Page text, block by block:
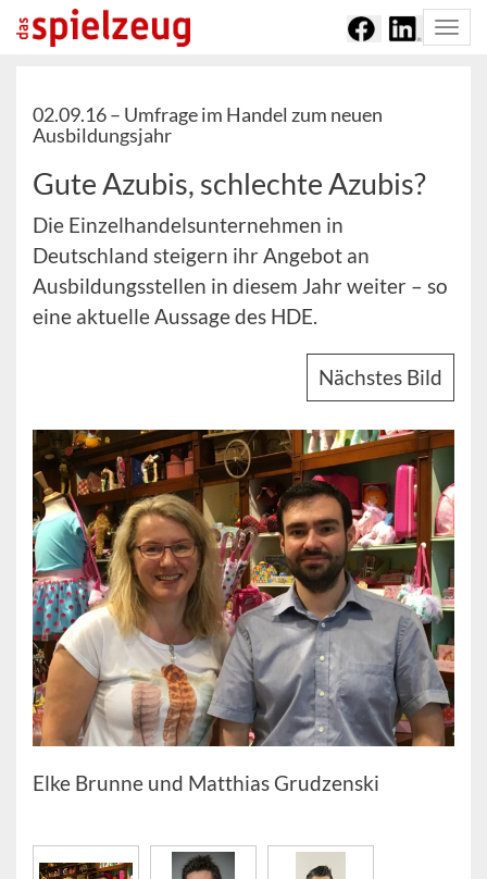
02.09.16 – Umfrage im Handel zum neuen
Ausbildungsjahr
Gute Azubis, schlechte Azubis?
Die Einzelhandelsunternehmen in
Deutschland steigern ihr Angebot an
Ausbildungsstellen in diesem Jahr weiter – so
eine aktuelle Aussage des HDE.
Nächstes Bild
Elke Brunne und Matthias Grudzenski